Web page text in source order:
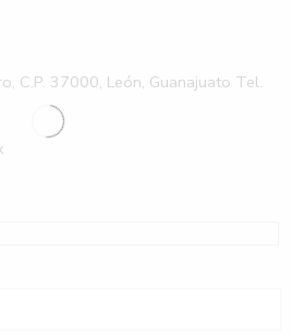
C.P. 37000, León, Guanajuato Tel.